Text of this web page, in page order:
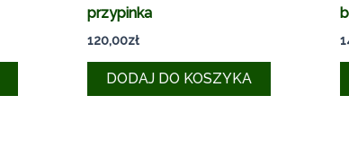
przypinka
120,00zł
DODAJ DO KOSZYKA